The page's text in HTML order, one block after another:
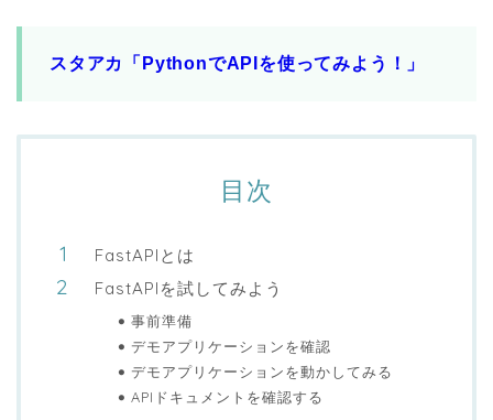
スタアカ「PythonでAPIを使ってみよう！」
目次
FastAPIとは
FastAPIを試してみよう
事前準備
デモアプリケーションを確認
デモアプリケーションを動かしてみる
APIドキュメントを確認する